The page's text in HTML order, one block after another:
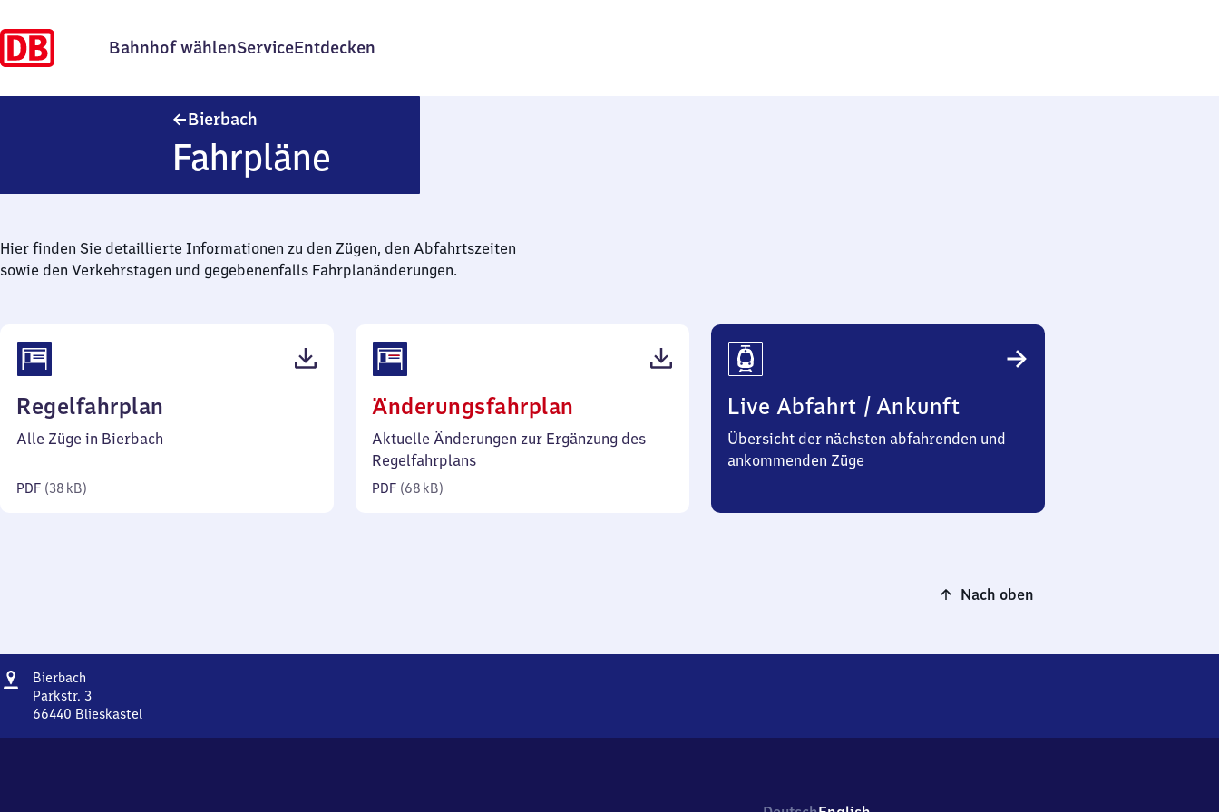
Bahnhof wählenServiceEntdecken
Bierbach
Fahrpläne
Hier finden Sie detaillierte Informationen zu den Zügen, den Abfahrtszeiten
sowie den Verkehrstagen und gegebenenfalls Fahrplanänderungen.
Regelfahrplan
Alle Züge in Bierbach
PDF (38 kB)
Änderungsfahrplan
68
Aktuelle Änderungen zur Ergänzung des
Regelfahrplans
PDF (68 kB)
Live Abfahrt / Ankunft
Übersicht der nächsten abfahrenden und
ankommenden Züge
Nach oben
Adresse
Bierbach
Parkstr. 3
66440 Blieskastel